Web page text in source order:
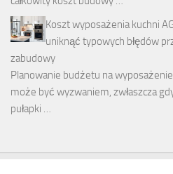
Koszt wyposażenia kuchni
uniknąć typowych błędów
zabudowy
Planowanie budżetu na
może być wyzwaniem, zwłaszcza
pułapki …